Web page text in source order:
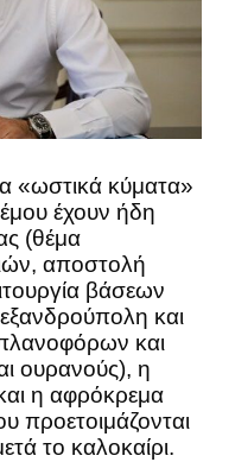
«ωστικά κύματα»
έχουν ήδη
(θέμα
αποστολή
βάσεων
και
και
ουρανούς), η
η αφρόκρεμα
προετοιμάζονται
το καλοκαίρι.